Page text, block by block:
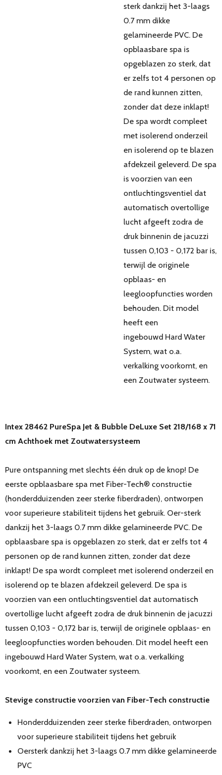
sterk dankzij het 3-laags
0.7 mm dikke
gelamineerde PVC. De
opblaasbare spa is
opgeblazen zo sterk, dat
er zelfs tot 4 personen op
de rand kunnen zitten,
zonder dat deze inklapt!
De spa wordt compleet
met isolerend onderzeil
en isolerend op te blazen
afdekzeil geleverd. De spa
is voorzien van een
ontluchtingsventiel dat
automatisch overtollige
lucht afgeeft zodra de
druk binnenin de jacuzzi
tussen 0,103 - 0,172 bar is,
terwijl de originele
opblaas- en
leegloopfuncties worden
behouden. Dit model
heeft een
ingebouwd Hard Water
System, wat o.a.
verkalking voorkomt, en
een Zoutwater systeem.
Intex 28462 PureSpa Jet & Bubble DeLuxe Set 218/168 x 71
cm Achthoek met Zoutwatersysteem
Pure ontspanning met slechts één druk op de knop! De
eerste opblaasbare spa met Fiber-Tech® constructie
(honderdduizenden zeer sterke fiberdraden), ontworpen
voor superieure stabiliteit tijdens het gebruik. Oer-sterk
dankzij het 3-laags 0.7 mm dikke gelamineerde PVC. De
opblaasbare spa is opgeblazen zo sterk, dat er zelfs tot 4
personen op de rand kunnen zitten, zonder dat deze
inklapt! De spa wordt compleet met isolerend onderzeil en
isolerend op te blazen afdekzeil geleverd. De spa is
voorzien van een ontluchtingsventiel dat automatisch
overtollige lucht afgeeft zodra de druk binnenin de jacuzzi
tussen 0,103 - 0,172 bar is, terwijl de originele opblaas- en
leegloopfuncties worden behouden. Dit model heeft een
ingebouwd Hard Water System, wat o.a. verkalking
voorkomt, en een Zoutwater systeem.
Stevige constructie voorzien van Fiber-Tech constructie
Honderdduizenden zeer sterke fiberdraden, ontworpen
voor superieure stabiliteit tijdens het gebruik
Oersterk dankzij het 3-laags 0.7 mm dikke gelamineerde
PVC